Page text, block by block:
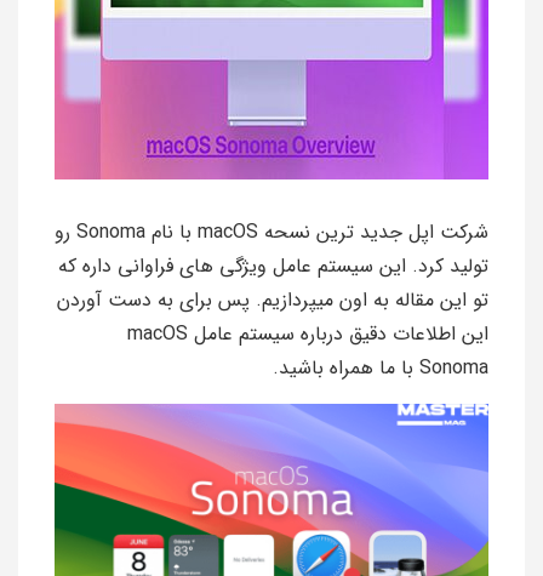
شرکت اپل جدید ترین نسحه macOS با نام Sonoma رو
تولید کرد. این سیستم عامل ویژگی های فراوانی داره که
تو این مقاله به اون میپردازیم. پس برای به دست آوردن
این اطلاعات دقیق درباره سیستم عامل macOS
Sonoma با ما همراه باشید.